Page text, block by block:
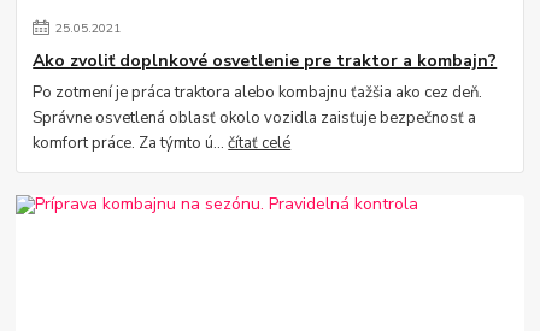
25.05.2021
Ako zvoliť doplnkové osvetlenie pre traktor a kombajn?
Po zotmení je práca traktora alebo kombajnu ťažšia ako cez deň.
Správne osvetlená oblasť okolo vozidla zaisťuje bezpečnosť a
komfort práce. Za týmto ú...čítať celé